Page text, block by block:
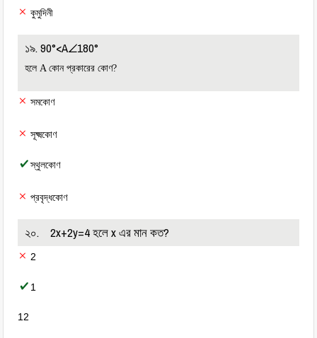
কুমুদিনী
১৯. 90°<A∠180°
হলে A কোন প্রকারের কোণ?
সমকোণ
সূক্ষ্মকোণ
স্থুলকোণ
প্রবৃদ্ধকোণ
২০. 2x+2y=4 হলে x এর মান কত?
2
1
12